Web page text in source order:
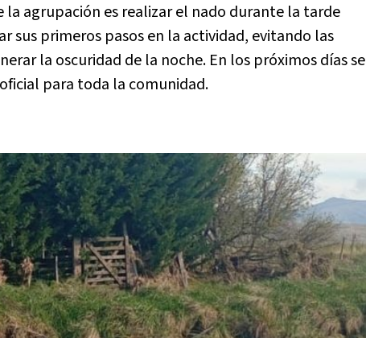
agrupación es realizar el nado durante la tarde
sus primeros pasos en la actividad, evitando las
la oscuridad de la noche. En los próximos días se
para toda la comunidad.